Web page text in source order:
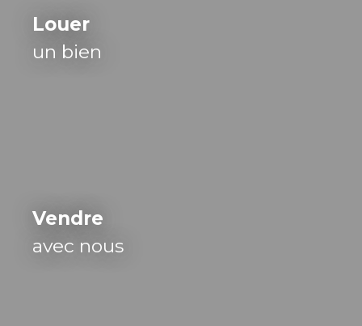
Louer
un bien
Vendre
avec nous